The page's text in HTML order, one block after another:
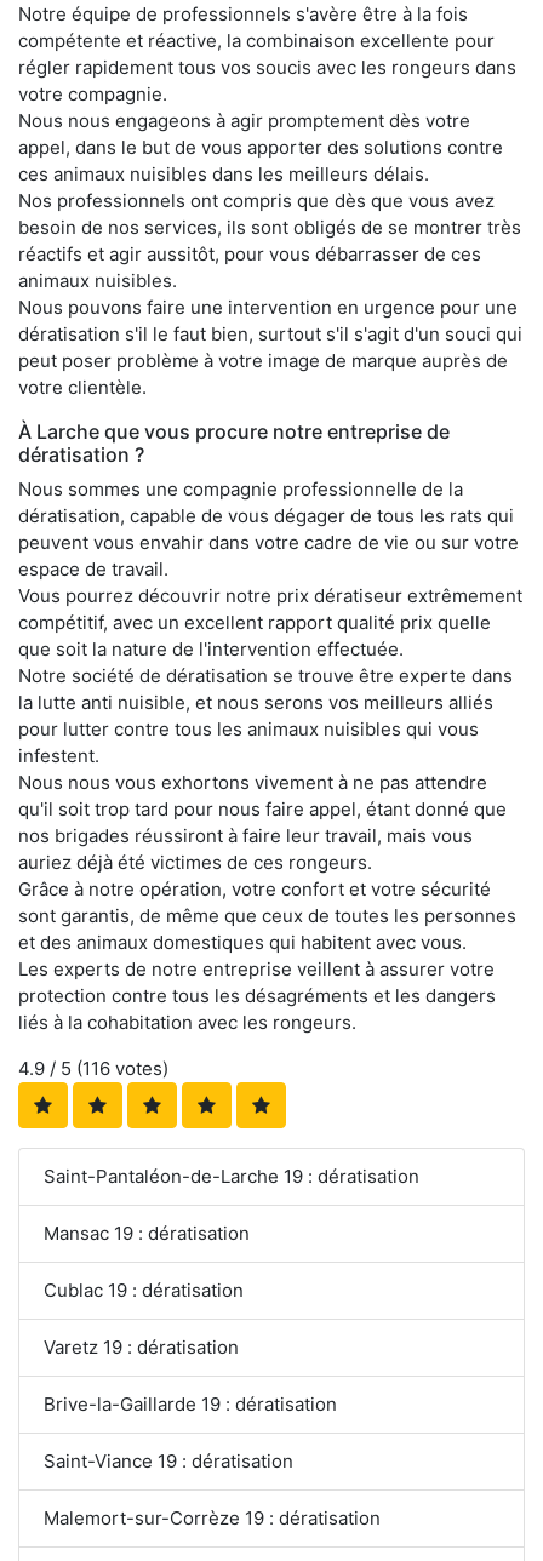
Notre équipe de professionnels s'avère être à la fois
compétente et réactive, la combinaison excellente pour
régler rapidement tous vos soucis avec les rongeurs dans
votre compagnie.
Nous nous engageons à agir promptement dès votre
appel, dans le but de vous apporter des solutions contre
ces animaux nuisibles dans les meilleurs délais.
Nos professionnels ont compris que dès que vous avez
besoin de nos services, ils sont obligés de se montrer très
réactifs et agir aussitôt, pour vous débarrasser de ces
animaux nuisibles.
Nous pouvons faire une intervention en urgence pour une
dératisation s'il le faut bien, surtout s'il s'agit d'un souci qui
peut poser problème à votre image de marque auprès de
votre clientèle.
À Larche que vous procure notre entreprise de
dératisation ?
Nous sommes une compagnie professionnelle de la
dératisation, capable de vous dégager de tous les rats qui
peuvent vous envahir dans votre cadre de vie ou sur votre
espace de travail.
Vous pourrez découvrir notre prix dératiseur extrêmement
compétitif, avec un excellent rapport qualité prix quelle
que soit la nature de l'intervention effectuée.
Notre société de dératisation se trouve être experte dans
la lutte anti nuisible, et nous serons vos meilleurs alliés
pour lutter contre tous les animaux nuisibles qui vous
infestent.
Nous nous vous exhortons vivement à ne pas attendre
qu'il soit trop tard pour nous faire appel, étant donné que
nos brigades réussiront à faire leur travail, mais vous
auriez déjà été victimes de ces rongeurs.
Grâce à notre opération, votre confort et votre sécurité
sont garantis, de même que ceux de toutes les personnes
et des animaux domestiques qui habitent avec vous.
Les experts de notre entreprise veillent à assurer votre
protection contre tous les désagréments et les dangers
liés à la cohabitation avec les rongeurs.
4.9 / 5 (116 votes)
Saint-Pantaléon-de-Larche 19 : dératisation
Mansac 19 : dératisation
Cublac 19 : dératisation
Varetz 19 : dératisation
Brive-la-Gaillarde 19 : dératisation
Saint-Viance 19 : dératisation
Malemort-sur-Corrèze 19 : dératisation